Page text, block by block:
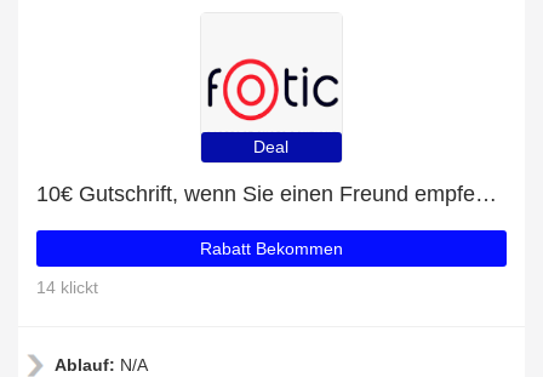
Deal
10€ Gutschrift, wenn Sie einen Freund empfehlen
Rabatt Bekommen
14 klickt
Ablauf: N/A